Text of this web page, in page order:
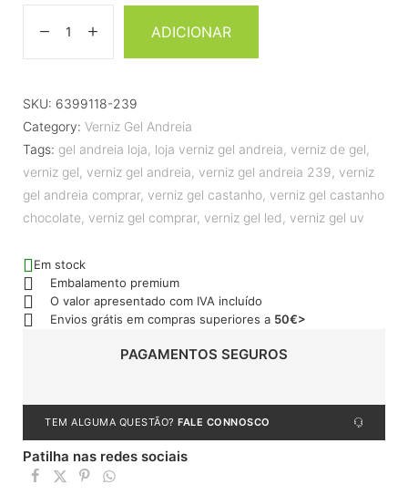
ADICIONAR
SKU: 6399118-239
Category: Verniz Gel Andreia
Tags: gel andreia loja, loja verniz gel andreia, verniz de gel,
verniz gel, verniz gel andreia, verniz gel andreia 239, verniz
gel andreia comprar, verniz gel castanho, verniz gel castanho
chocolate, verniz gel comprar, verniz gel led , verniz gel uv
Em stock
Embalamento premium
O valor apresentado com IVA incluído
Envios grátis em compras superiores a 50€>
PAGAMENTOS SEGUROS
TEM ALGUMA QUESTÃO? FALE CONNOSCO
Patilha nas redes sociais